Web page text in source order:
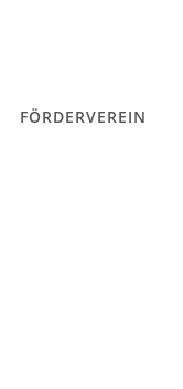
FÖRDERVEREIN